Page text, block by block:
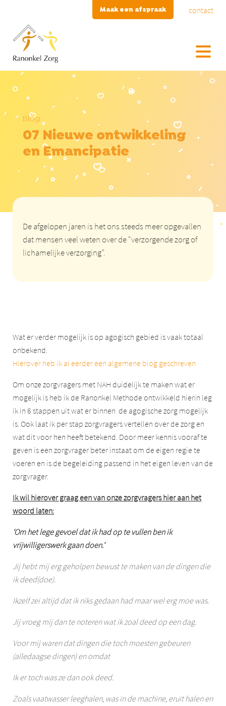
Maak een afspraak contact
Blog
07 Nieuwe ontwikkeling
en Emancipatie
De afgelopen jaren is het ons steeds meer opgevallen
dat mensen veel weten over de “verzorgende zorg of
lichamelijke verzorging”.
Wat er verder mogelijk is op agogisch gebied is vaak totaal
onbekend.
Hierover heb ik al eerder een algemene blog geschreven
Om onze zorgvragers met NAH duidelijk te maken wat er
mogelijk is heb ik de Ranonkel Methode ontwikkeld hierin leg
ik in 6 stappen uit wat er binnen de agogische zorg mogelijk
is. Ook laat ik per stap zorgvragers vertellen over de zorg en
wat dit voor hen heeft betekend. Door meer kennis vooraf te
geven is een zorgvrager beter instaat om de eigen regie te
voeren en is de begeleiding passend in het eigen leven van de
zorgvrager.
Ik wil hierover graag een van onze zorgvragers hier aan het
woord laten:
‘Om het lege gevoel dat ik had op te vullen ben ik
vrijwilligerswerk gaan doen.’
Jij hebt mij erg geholpen bewust te maken van de dingen die
ik deed(doe).
Ikzelf zei altijd dat ik niks gedaan had maar wel erg moe was.
Jij vroeg mij dan te noteren wat ik zoal deed op een dag.
Voor mij waren dat dingen die toch moesten gebeuren
(alledaagse dingen) en omdat
Ik er toch was ze dan ook deed.
Zoals vaatwasser leeghalen, was in de machine, eruit halen en